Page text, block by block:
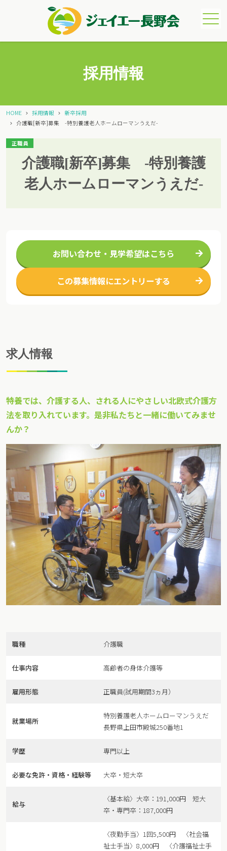
メニュー
採用情報
HOME 採用情報
新卒採用
介護職[新卒]募集 -特別養護老人ホームローマンうえだ-
介護職[新卒]募集 -特別養護
老人ホームローマンうえだ-
お問い合わせ・見学希望はこちら
この募集情報にエントリーする
求人情報
特養では、介護する人、される人にやさしい北欧式介護方
法を取り入れています。是非私たちと一緒に働いてみませ
んか？
職種 介護職
仕事内容 高齢者の身体介護等
雇用形態 正職員(試用期間3ヵ月）
就業場所
特別養護老人ホームローマンうえだ
長野県上田市殿城250番地1
学歴 専門以上
必要な免許・資格・経験等 大卒・短大卒
給与
〈基本給〉大卒：191,000円 短大
卒・専門卒：187,000円
〈夜勤手当〉1回5,500円 〈社会福
祉士手当〉8,000円 〈介護福祉士手
正職員